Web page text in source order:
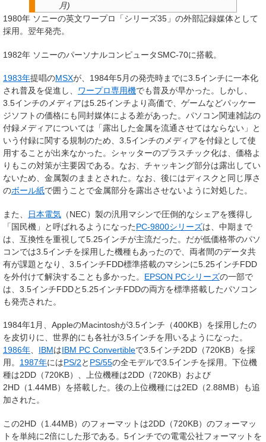
月)
1980年 ソニーの英文ワープロ「シリーズ35」の外部記録媒体として
採用。翌年発売。
1982年 ソニーのパーソナルコンピュータSMC-70に搭載。
1983年提唱のMSXが、1984年5月の発売時までに3.5インチに一本化
され普及を促進し、 ワープロ専用機でも普及が早かった。しかし、
3.5インチのメディアは5.25インチより高価で、ゲームなどパッケー
ジソフトの価格にも同封媒体による差があった。パソコン関連雑誌の
付録メディアについては「露出した金属を流通させてはならない」と
いう付録に関する規制のため、3.5インチのメディアを付録として使
用することが出来なかった。シャッターのプラスチック化は、価格よ
りもこの対策が主要因である。なお、チャッキング部分は露出してい
ないため、金属製のままとされた。なお、後にはディスクと同じ厚さ
のボール紙で囲うことで金属部分を露出させないように対処した。
また、 日本電気 （NEC）製の汎用マシンで圧倒的なシェアを獲得し
「国民機」と呼ばれるようになったPC-9800シリーズは、中期まで
は、互換性を重視して5.25インチが主流だった。だが低価格帯のパソ
コンでは3.5インチを採用した機種もあったので、両者間のデータ共
有が課題となり、3.5インチFDD標準搭載のマシンに5.25インチFDD
を外付けて解決することも多かった。 EPSON PCシリーズの一部で
は、3.5インチFDDと5.25インチFDDの両方を標準搭載したパソコン
も発売された。
1984年1月、AppleのMacintoshが3.5インチ（400KB）を採用したの
を皮切りに、世界的にも各社が3.5インチを用いるようになった。
1986年、 IBMはIBM PC Convertibleで3.5インチ2DD（720KB）を採
用。 1987年にはPS/2と PS/55の全モデルで3.5インチを採用。下位機
種は2DD（720KB）、上位機種は2DD（720KB）および
2HD（1.44MB） を搭載した。後の上位機種には2ED（2.88MB）も追
加された。
この2HD（1.44MB）のフォーマットは2DD（720KB）のフォーマッ
トを単純に2倍にした形である。5インチでの電電公社フォーマットを